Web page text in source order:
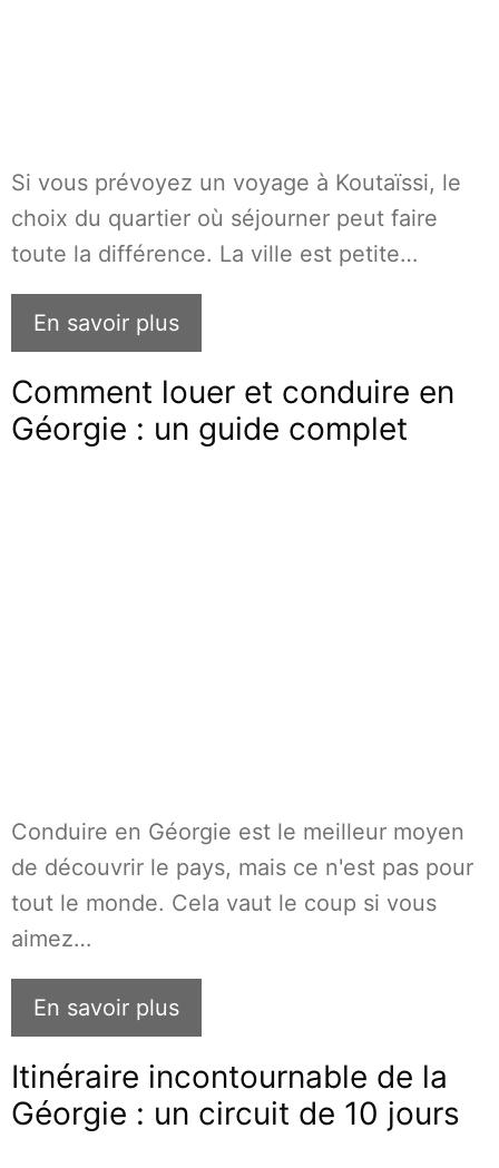
Si vous prévoyez un voyage à Koutaïssi, le
choix du quartier où séjourner peut faire
toute la différence. La ville est petite…
En savoir plus
Comment louer et conduire en
Géorgie : un guide complet
Conduire en Géorgie est le meilleur moyen
de découvrir le pays, mais ce n'est pas pour
tout le monde. Cela vaut le coup si vous
aimez…
En savoir plus
Itinéraire incontournable de la
Géorgie : un circuit de 10 jours